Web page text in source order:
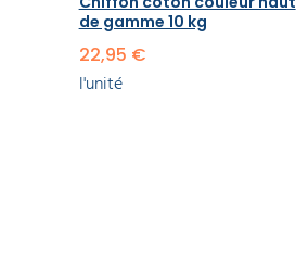
de gamme 10 kg
22,95 €
l'unité